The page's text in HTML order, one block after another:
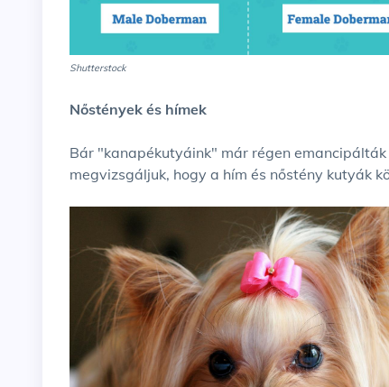
Shutterstock
Nőstények és hímek
Bár "kanapékutyáink" már régen
megvizsgáljuk, hogy a hím és nőstény kutyák